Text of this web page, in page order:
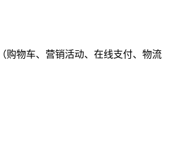
购物车、营销活动、在线支付、物流